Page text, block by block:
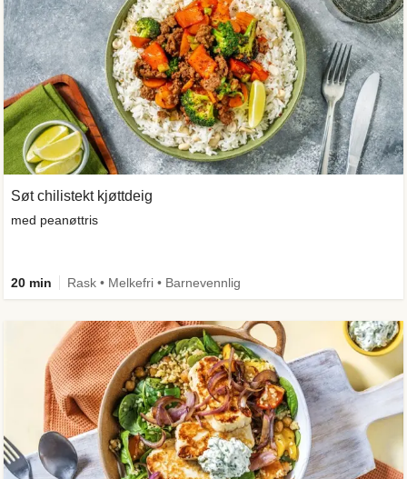
Søt chilistekt kjøttdeig
med peanøttris
20 min Rask • Melkefri • Barnevennlig